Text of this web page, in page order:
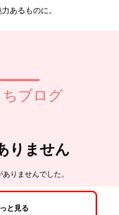
あるものに。
ブログ
りません
りませんでした。
と見る